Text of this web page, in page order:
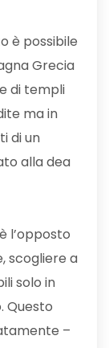
è possibile
Grecia
di templi
ma in
di un
alla dea
è l’opposto
scogliere a
solo in
Questo
–